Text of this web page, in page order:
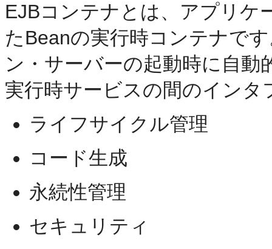
EJBコンテナとは、アプリケ
たBeanの実行時コンテナで
ン・サーバーの起動時に自
実行時サービスの間のイン
ライフサイクル管理
コード生成
永続性管理
セキュリティ